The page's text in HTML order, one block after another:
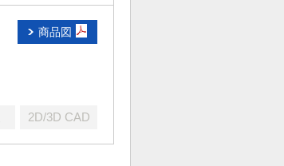
商品図
2D/3D CAD